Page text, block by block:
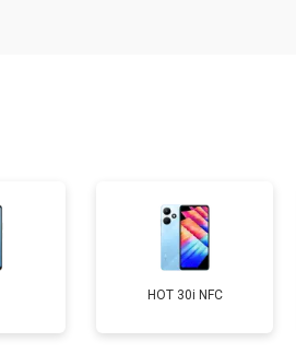
от 60 мин
HOT 30i NFC